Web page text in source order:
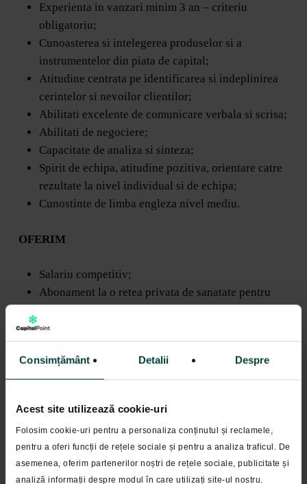
Consimțământ Detalii Despre
Acest site utilizează cookie-uri
Folosim cookie-uri pentru a personaliza conținutul și reclamele,
pentru a oferi funcții de rețele sociale și pentru a analiza traficul. De
asemenea, oferim partenerilor noștri de rețele sociale, publicitate și
analiză informații despre modul în care utilizați site-ul nostru.
Experienta in vanzari minim 3 an – criteriu
obligatoriu;
Cunoasterea si intelegerea produselor si a
instrumentelor din piata de capital;
Atitudine centrata pe identificarea si indeplinirea
cerintelor si nevoilor clientilor;
Abilitati excelente de comunicare verbala si scrisa;
Abilitati de negociere;
Capacitate de analiza si sinteza;
Spirit de echipa, atitudine pozitiva, orientare catre
rezultate la nivel individual si de echipa;
Cunostinte de limba engleza nivel mediu.
OFERIM
Salariu competitiv;
Abonament la o retea privata de sanatate pentru
Tichete de masa;
Zile de concediu suplimentare in functie de
vechimea in munca, conform cadrului legal.